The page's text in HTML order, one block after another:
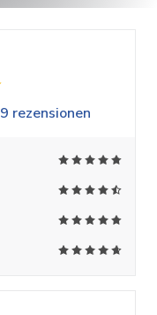
rezensionen